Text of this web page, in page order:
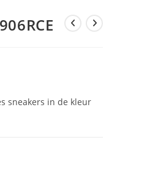
sneakers in de kleur